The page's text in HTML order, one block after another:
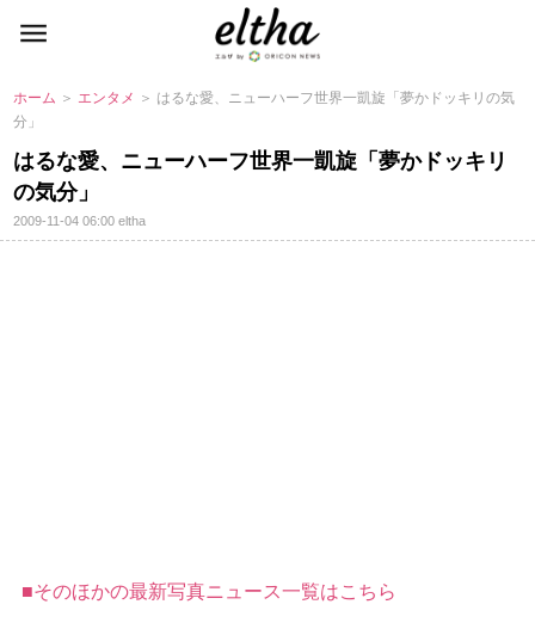
ホーム ＞ エンタメ ＞ はるな愛、ニューハーフ世界一凱旋「夢かドッキリの気
分」
はるな愛、ニューハーフ世界一凱旋「夢かドッキリ
の気分」
2009-11-04 06:00eltha
■そのほかの最新写真ニュース一覧はこちら